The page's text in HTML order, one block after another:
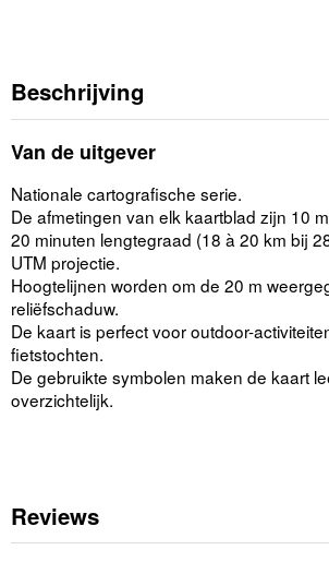
Beschrijving
Van de uitgever
Nationale cartografische serie.
De afmetingen van elk kaartblad zijn 10
20 minuten lengtegraad (18 à 20 km bij
UTM projectie.
Hoogtelijnen worden om de 20 m
reliëfschaduw.
De kaart is perfect voor outdoor-
fietstochten.
De gebruikte symbolen maken de kaart
overzichtelijk.
Reviews